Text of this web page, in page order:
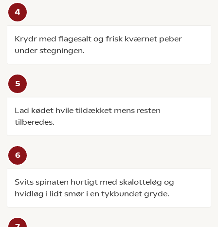
Krydr med flagesalt og frisk kværnet peber
under stegningen.
Lad kødet hvile tildækket mens resten
tilberedes.
Svits spinaten hurtigt med skalotteløg og
hvidløg i lidt smør i en tykbundet gryde.